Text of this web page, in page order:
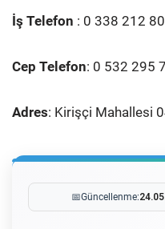
İş Telefon : 0 338 212
Cep Telefon: 0 532 295
Adres: Kirişçi Mahallesi
📅Güncellenme: